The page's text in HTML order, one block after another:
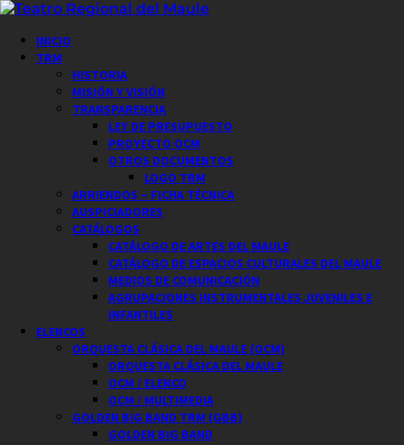
Saltar
contenido
Menú
principal
INICIO
TRM
HISTORIA
MISIÓN Y VISIÓN
TRANSPARENCIA
LEY DE PRESUPUESTO
PROYECTO OCM
OTROS DOCUMENTOS
LOGO TRM
ARRIENDOS – FICHA TÉCNICA
AUSPICIADORES
CATÁLOGOS
CATÁLOGO DE ARTES DEL MAULE
CATÁLOGO DE ESPACIOS CULTURALES DEL MAULE
MEDIOS DE COMUNICACIÓN
AGRUPACIONES INSTRUMENTALES JUVENILES E
INFANTILES
ELENCOS
ORQUESTA CLÁSICA DEL MAULE (OCM)
ORQUESTA CLÁSICA DEL MAULE
OCM / ELENCO
OCM / MULTIMEDIA
GOLDEN BIG BAND TRM (GBB)
GOLDEN BIG BAND